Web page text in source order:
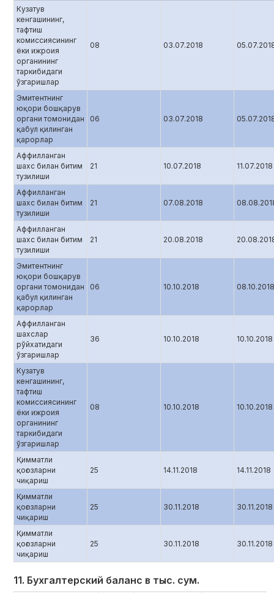
Кузатув
кенгашининг,
тафтиш
комиссиясининг
ёки ижроия
органининг
таркибидаги
ўзгаришлар
08 03.07.2018
Эмитентнинг
юқори бошқарув
органи томонидан
қабул қилинган
қарорлар
06 03.07.2018
Аффилланган
шахс билан битим
тузилиши
21 10.07.2018 11.07.2018
Аффилланган
шахс билан битим
тузилиши
21 07.08.2018
Аффилланган
шахс билан битим
тузилиши
21 20.08.2018
Эмитентнинг
юқори бошқарув
органи томонидан
қабул қилинган
қарорлар
06 10.10.2018 08.10.2018
Аффилланган
шахслар
рўйхатидаги
ўзгаришлар
36 10.10.2018 10.10.2018
Кузатув
кенгашининг,
тафтиш
комиссиясининг
ёки ижроия
органининг
таркибидаги
ўзгаришлар
08 10.10.2018 10.10.2018
Қимматли
қоғозларни
чиқариш
25 14.11.2018 14.11.2018
Қимматли
қоғозларни
чиқариш
25 30.11.2018 30.11.2018
Қимматли
қоғозларни
чиқариш
25 30.11.2018 30.11.2018
11. Бухгалтерский баланс в тыс. сум.